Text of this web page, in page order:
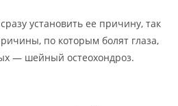
установить ее причину, так
по которым болят глаза,
— шейный остеохондроз.